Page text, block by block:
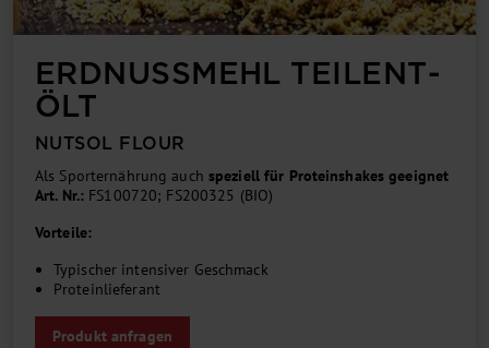
ERDNUSS­MEHL TEIL­ENT­
ÖLT
NUTSOL FLOUR
Als Sporternährung auch speziell für Proteinshakes geeignet
Art. Nr.: FS100720; FS200325 (BIO)
Vorteile:
Typischer intensiver Geschmack
Proteinlieferant
Produkt anfragen